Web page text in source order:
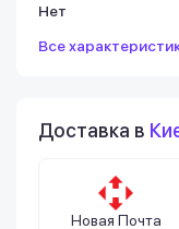
Нет
Все
Доставка в
Новая Почта